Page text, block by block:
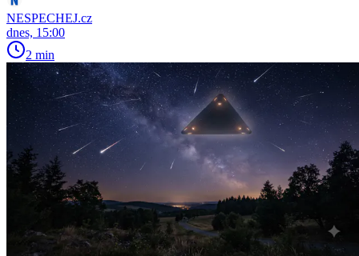
NESPECHEJ.cz
dnes, 15:00
2 min